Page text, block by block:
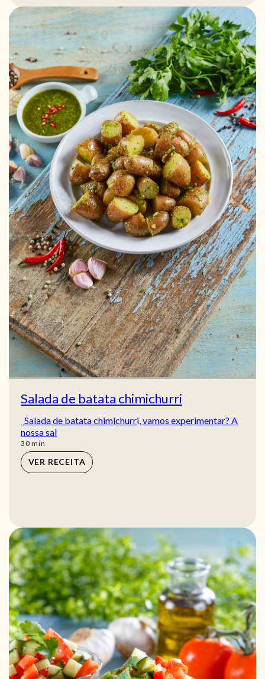
Salada de batata chimichurri
Salada de batata chimichurri, vamos experimentar? A
nossa sal
30min
min
VER RECEITA